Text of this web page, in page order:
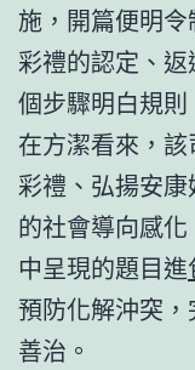
施，開篇便明
彩禮的認定、
個步驟明白規則
在方潔看來，該
彩禮、弘揚安
的社會導向感
中呈現的題目進
預防化解沖突
善治。